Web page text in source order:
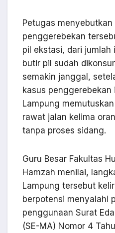
Petugas menyebutkan
penggerebekan
pil ekstasi, dari jumlah
butir pil sudah
semakin janggal,
kasus penggerebekan
Lampung
rawat jalan kelima
tanpa proses sidang.
Guru Besar Fakultas
Hamzah menilai,
Lampung tersebut
berpotensi menyalahi
penggunaan Surat
(SE-MA) Nomor 4